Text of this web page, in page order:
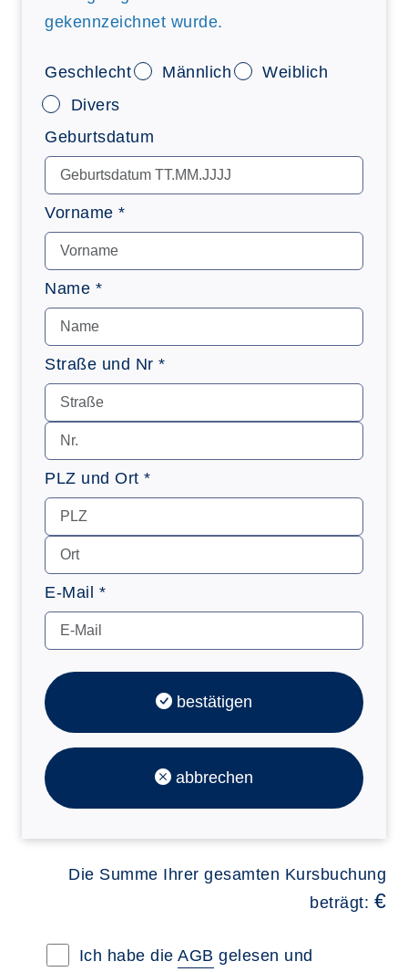
gekennzeichnet wurde.
Geschlecht Männlich
Weiblich
Divers
Geburtsdatum
Vorname *
Name *
Straße und Nr *
PLZ und Ort *
E-Mail *
bestätigen
abbrechen
Die Summe Ihrer gesamten Kursbuchung
beträgt: €
Allgemeine Geschäftsbedingungen im
Ich habe die AGB gelesen und